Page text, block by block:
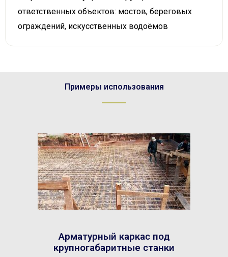
ответственных объектов: мостов, береговых
ограждений, искусственных водоёмов
Примеры использования
Арматурный каркас под
крупногабаритные станки